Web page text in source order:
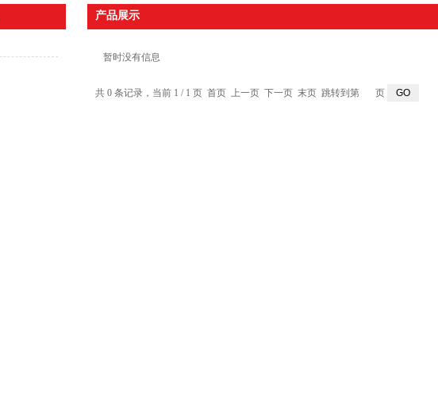
产品展示
暂时没有信息
共 0 条记录，当前 1 / 1 页 首页 上一页 下一页 末页 跳转到第 页